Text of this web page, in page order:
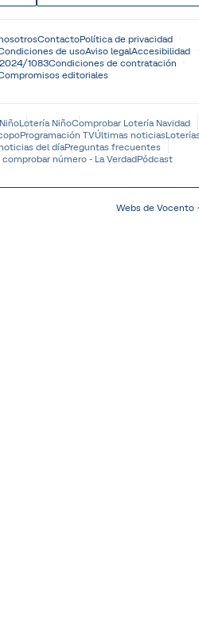
ContactoPolítica de privacidad
de usoAviso legalAccesibilidad
1083Condiciones de contratación
editoriales
Lotería NiñoComprobar Lotería Navidad
Programación TVÚltimas noticias
del díaPreguntas frecuentes
número - La VerdadPódcast
Webs de Vocento